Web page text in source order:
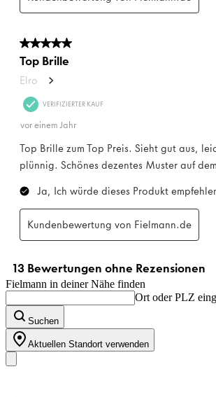
Fielmann in deiner Nähe finden
Ort oder PLZ
Suchen
Aktuellen Standort verwenden